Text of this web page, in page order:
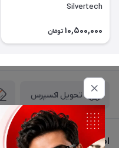
Silvertech
10,500,000 تومان
تحویل اکسپرس
اطلاعات تماس